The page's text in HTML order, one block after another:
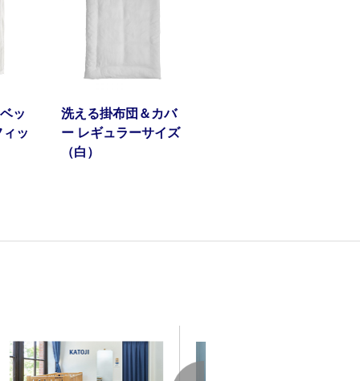
ッ
ッ
洗える掛布団＆カバ
ー レギュラーサイズ
（白）